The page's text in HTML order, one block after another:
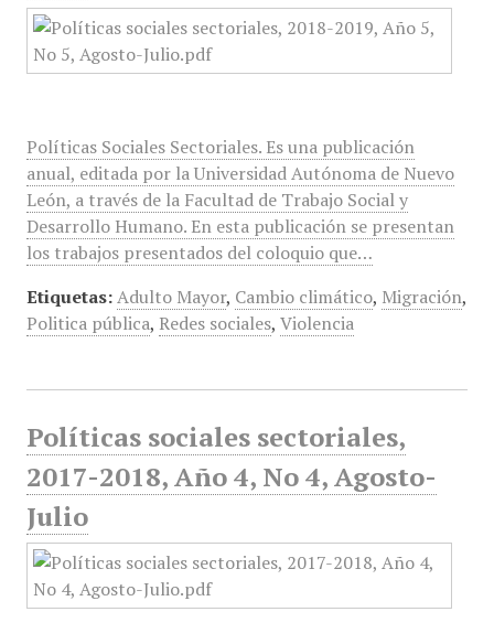
Políticas Sociales Sectoriales. Es una publicación
anual, editada por la Universidad Autónoma de Nuevo
León, a través de la Facultad de Trabajo Social y
Desarrollo Humano. En esta publicación se presentan
los trabajos presentados del coloquio que…
Etiquetas: Adulto Mayor, Cambio climático, Migración,
Politica pública, Redes sociales, Violencia
Políticas sociales sectoriales,
2017-2018, Año 4, No 4, Agosto-
Julio